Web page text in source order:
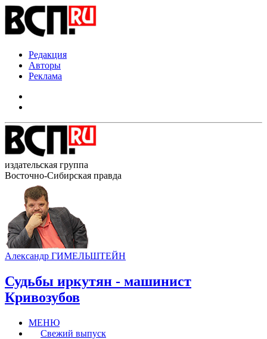
Редакция
Авторы
Реклама
издательская группа
Восточно-Сибирская правда
Александр ГИМЕЛЬШТЕЙН
Судьбы иркутян - машинист
Кривозубов
МЕНЮ
Свежий выпуск